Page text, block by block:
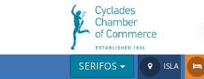
SERIFOS ISLA